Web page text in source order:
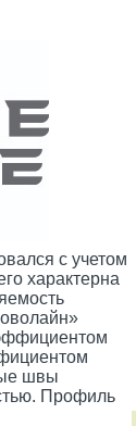
с учетом
характерна
швы
Профиль